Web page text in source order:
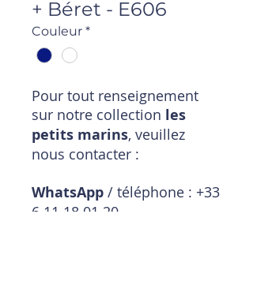
+ Béret - E606
Couleur *
Pour tout renseignement
sur notre collection les
petits marins, veuillez
nous contacter :
WhatsApp / téléphone : +33
6 11 18 01 20